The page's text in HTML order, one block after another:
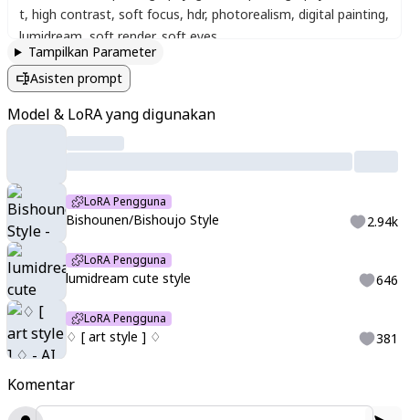
Komentar
t, high contrast, soft focus, hdr, photorealism, digital painting,
lumidream soft render, soft eyes
Tampilkan Parameter
Asisten prompt
Model & LoRA yang digunakan
LoRA Pengguna
Bishounen/Bishoujo Style 2.94k
LoRA Pengguna
lumidream cute style 646
LoRA Pengguna
♢ [ art style ] ♢ 381